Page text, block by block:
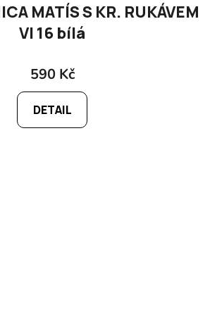
MATÍS S KR. RUKÁVEM
VI 16 bílá
590 Kč
DETAIL